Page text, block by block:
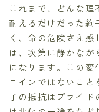
これまで、どんな
耐えるだけだった絢
く、命の危険さえ
は、次第に静かなが
になります。この変
ロインではないこ
子の抵抗はプライド